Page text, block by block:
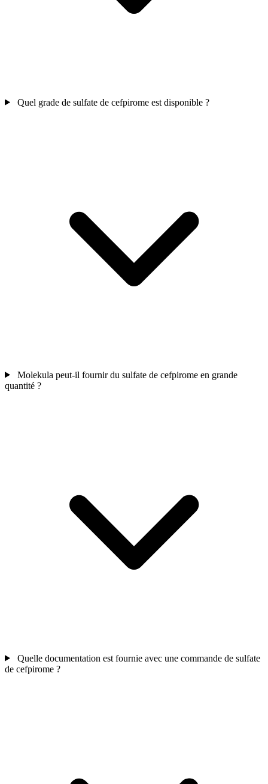
Quel grade de sulfate de cefpirome est disponible ?
Molekula peut-il fournir du sulfate de cefpirome en grande
quantité ?
Quelle documentation est fournie avec une commande de sulfate
de cefpirome ?